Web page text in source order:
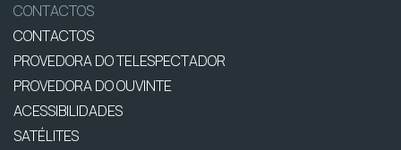
CONTACTOS
CONTACTOS
PROVEDORA DO TELESPECTADOR
PROVEDORA DO OUVINTE
ACESSIBILIDADES
SATÉLITES